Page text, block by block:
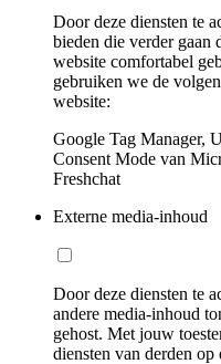
Door deze diensten te
bieden die verder gaan
website comfortabel
gebruiken we de
website:
Google Tag Manager,
Consent Mode van
Freshchat
Externe media-inhoud
Door deze diensten te
andere media-inhoud
gehost. Met jouw
diensten van derden op